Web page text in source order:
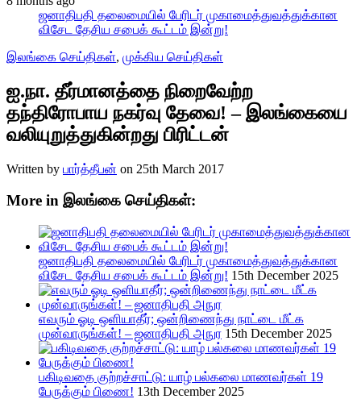
ஜனாதிபதி தலைமையில் பேரிடர் முகாமைத்துவத்துக்கான
விசேட தேசிய சபைக் கூட்டம் இன்று!
இலங்கை செய்திகள், முக்கிய செய்திகள்
ஐ.நா. தீர்மானத்தை நிறைவேற்ற
தந்திரோபாய நகர்வு தேவை! – இலங்கையை
வலியுறுத்துகின்றது பிரிட்டன்
Written by பார்த்தீபன் on 25th March 2017
More in இலங்கை செய்திகள்:
ஜனாதிபதி தலைமையில் பேரிடர் முகாமைத்துவத்துக்கான
விசேட தேசிய சபைக் கூட்டம் இன்று! 15th December 2025
எவரும் ஓடி ஒளியாதீர்; ஒன்றிணைந்து நாட்டை மீட்க
முன்வாருங்கள்! – ஜனாதிபதி அநுர 15th December 2025
பகிடிவதை குற்றச்சாட்டு: யாழ் பல்கலை மாணவர்கள் 19
பேருக்கும் பிணை! 13th December 2025